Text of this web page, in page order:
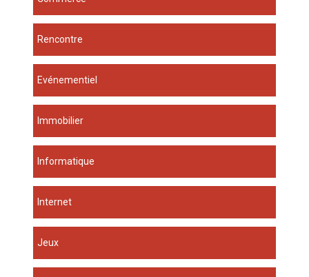
Rencontre
Evénementiel
Immobilier
Informatique
Internet
Jeux